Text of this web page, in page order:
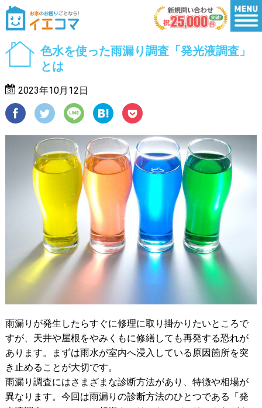
色水を使った雨漏り調査「発光液調査」
とは
2023年10月12日
雨漏りが発生したらすぐに修理に取り掛かりたいところで
すが、天井や屋根をやみくもに修繕しても再発する恐れが
あります。まずは雨水が室内へ浸入している原因箇所を突
き止めることが大切です。
雨漏り調査にはさまざまな診断方法があり、特徴や相場が
異なります。今回は雨漏りの診断方法のひとつである「発